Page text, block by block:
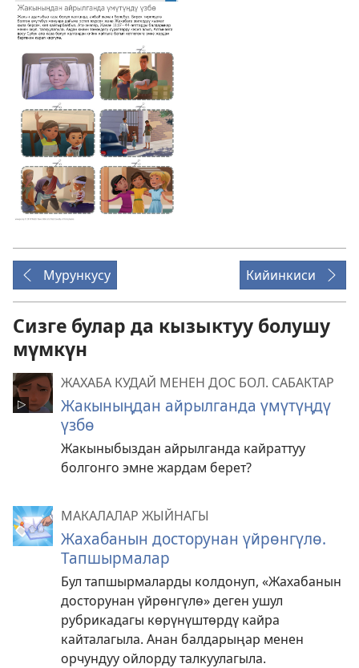
Мурункусу Кийинкиси
Сизге булар да кызыктуу болушу
мүмкүн
ЖАХАБА КУДАЙ МЕНЕН ДОС БОЛ. САБАКТАР
Жакыныңдан айрылганда үмүтүңдү
үзбө
Жакыныбыздан айрылганда кайраттуу
болгонго эмне жардам берет?
МАКАЛАЛАР ЖЫЙНАГЫ
Жахабанын досторунан үйрөнгүлө.
Тапшырмалар
Бул тапшырмаларды колдонуп, «Жахабанын
досторунан үйрөнгүлө» деген ушул
рубрикадагы көрүнүштөрдү кайра
кайталагыла. Анан балдарыңар менен
орчундуу ойлорду талкуулагыла.